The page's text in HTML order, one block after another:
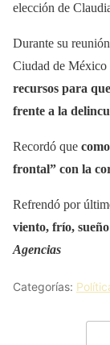
elección de
Durante su
Ciudad de México
recursos para
frente a la
Recordó que
frontal” con la
Refrendó por
viento, frío,
Agencias
Categorías: